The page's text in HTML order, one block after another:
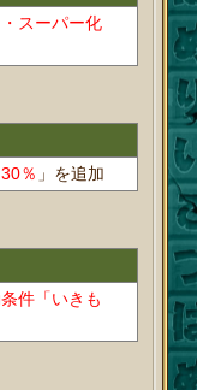
スーパー化
％ 」を追加
件「いきも